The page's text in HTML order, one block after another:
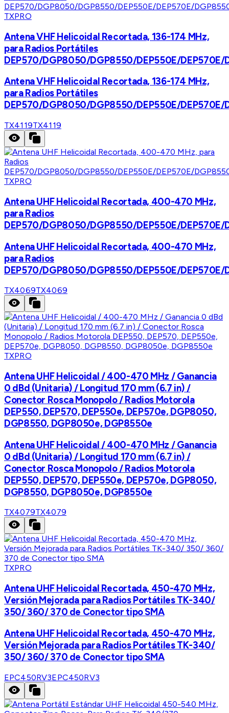
TXPRO
Antena VHF Helicoidal Recortada, 136-174 MHz,
para Radios Portátiles
DEP570/DGP8050/DGP8550/DEP550E/DEP570E/
Antena VHF Helicoidal Recortada, 136-174 MHz,
para Radios Portátiles
DEP570/DGP8050/DGP8550/DEP550E/DEP570E/
TX4119TX4119
TXPRO
Antena UHF Helicoidal Recortada, 400-470 MHz,
para Radios
DEP570/DGP8050/DGP8550/DEP550E/DEP570E/
Antena UHF Helicoidal Recortada, 400-470 MHz,
para Radios
DEP570/DGP8050/DGP8550/DEP550E/DEP570E/
TX4069TX4069
TXPRO
Antena UHF Helicoidal / 400-470 MHz / Ganancia
0 dBd (Unitaria) / Longitud 170 mm (6.7 in) /
Conector Rosca Monopolo / Radios Motorola
DEP550, DEP570, DEP550e, DEP570e, DGP8050,
DGP8550, DGP8050e, DGP8550e
Antena UHF Helicoidal / 400-470 MHz / Ganancia
0 dBd (Unitaria) / Longitud 170 mm (6.7 in) /
Conector Rosca Monopolo / Radios Motorola
DEP550, DEP570, DEP550e, DEP570e, DGP8050,
DGP8550, DGP8050e, DGP8550e
TX4079TX4079
TXPRO
Antena UHF Helicoidal Recortada, 450-470 MHz,
Versión Mejorada para Radios Portátiles TK-340/
350/ 360/ 370 de Conector tipo SMA
Antena UHF Helicoidal Recortada, 450-470 MHz,
Versión Mejorada para Radios Portátiles TK-340/
350/ 360/ 370 de Conector tipo SMA
EPC450RV3EPC450RV3